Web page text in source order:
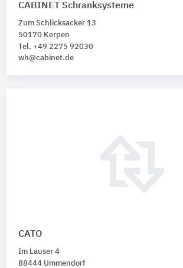
CABINET Schranksysteme
Zum Schlicksacker 13
50170 Kerpen
Tel. +49 2275 92030
wh@cabinet.de
CATO
Im Lauser 4
88444 Ummendorf